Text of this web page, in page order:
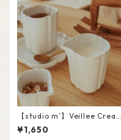
【studio m’】Veillee Cream
er #White / L
¥1,650